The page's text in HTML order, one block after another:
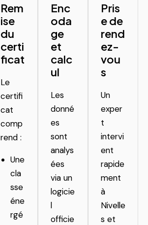
Rem
ise
du
certi
ficat
Le
certifi
cat
comp
rend :
Une
cla
sse
éne
rgé
Enc
oda
ge
et
calc
ul
Les
donné
es
sont
analys
ées
via un
logicie
l
officie
Pris
e de
rend
ez-
vou
s
Un
exper
t
intervi
ent
rapide
ment
à
Nivelle
s et